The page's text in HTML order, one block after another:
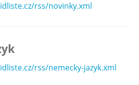
rss/novinky.xml
rss/nemecky-jazyk.xml